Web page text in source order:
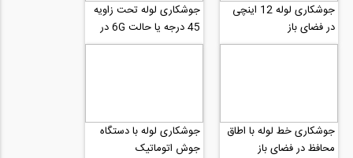
جوشکاری لوله 12 اینچی
در فضای باز
جوشکاری لوله تحت زاویه
45 درجه یا حالت 6G در
فضای باز با موتور دیزل و
جوشکاری خط لوله با اطاق
محافظ در فضای باز
جوشکاری لوله با دستگاه
جوش اتوماتیک